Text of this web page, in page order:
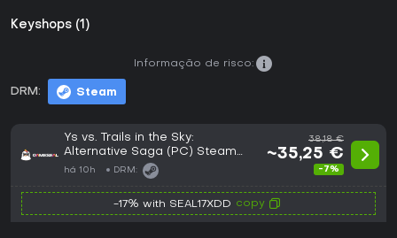
Keyshops (1)
DRM: Steam
Informação de risco:
Ys vs. Trails in the Sky:
Alternative Saga (PC) Steam
Gift - GLOBAL
há 10h DRM:
38,18 €
~35,25 €
-7%
-17% with SEAL17XDD copy